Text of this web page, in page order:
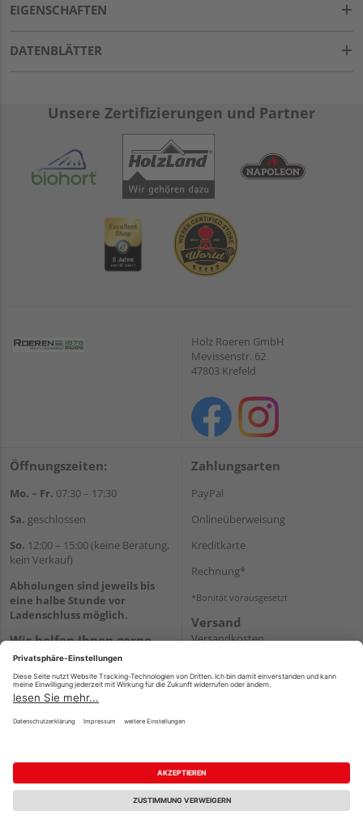
EIGENSCHAFTEN
DATENBLÄTTER
Unsere Zertifizierungen und Partner
Holz Roeren GmbH
Mevissenstr. 62
47803 Krefeld
Öffnungszeiten:
Mo. – Fr. 07:30 – 17:30
Sa. geschlossen
So. 12:00 – 15:00 (keine Beratung,
kein Verkauf)
Abholungen sind jeweils bis
eine halbe Stunde vor
Ladenschluss möglich.
Wir helfen Ihnen gerne
weiter
Tel.:+49 2151 8787-70
E-Mail:onlineshop@holz-
roeren.de
Zahlungsarten
PayPal
Onlineüberweisung
Kreditkarte
Rechnung*
*Bonität vorausgesetzt
Versand
Versandkosten
Impressum AGB Widerruf
Datenschutz
Reservierungsbedingungen
Vertrag widerrufen